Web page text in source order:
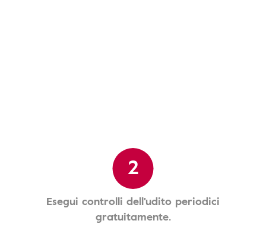
2
Esegui controlli dell'udito periodici
gratuitamente.